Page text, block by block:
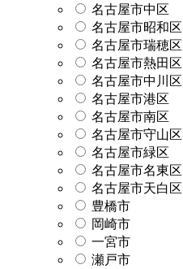
名古屋市中区
名古屋市昭和区
名古屋市瑞穂区
名古屋市熱田区
名古屋市中川区
名古屋市港区
名古屋市南区
名古屋市守山区
名古屋市緑区
名古屋市名東区
名古屋市天白区
豊橋市
岡崎市
一宮市
瀬戸市